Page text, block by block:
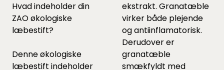
Hvad indeholder din
ZAO økologiske
læbestift?
Denne økologiske
læbestift indeholder
ekstrakt. Granatæble
virker både plejende
og antiinflamatorisk.
Derudover er
granatæble
smækfyldt med